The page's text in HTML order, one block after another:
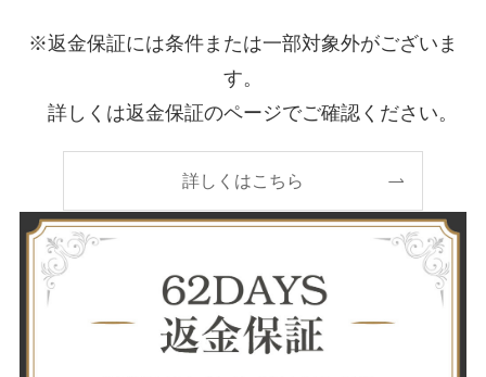
※返金保証には条件または一部対象外がございま
す。
詳しくは返金保証のページでご確認ください。
詳しくはこちら